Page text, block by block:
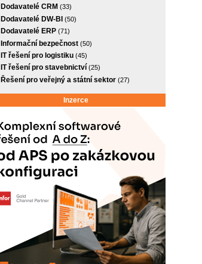
Dodavatelé CRM (33)
Dodavatelé DW-BI (50)
Dodavatelé ERP(71)
Informační bezpečnost(50)
IT řešení pro logistiku(45)
IT řešení pro stavebnictví(25)
Řešení pro veřejný a státní sektor(27)
Inzerce